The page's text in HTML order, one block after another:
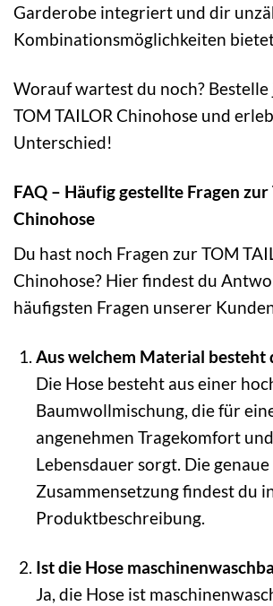
Garderobe integriert und dir
Kombinationsmöglichkeiten
Worauf wartest du noch?
TOM TAILOR Chinohose und
Unterschied!
FAQ – Häufig gestellte Fragen zur
Chinohose
Du hast noch Fragen zur TOM
Chinohose? Hier findest du
häufigsten Fragen unserer
Aus welchem Material besteht
Die Hose besteht aus einer
Baumwollmischung, die für
angenehmen Tragekomfort
Lebensdauer sorgt. Die genaue
Zusammensetzung findest du
Produktbeschreibung.
Ist die Hose
Ja, die Hose ist